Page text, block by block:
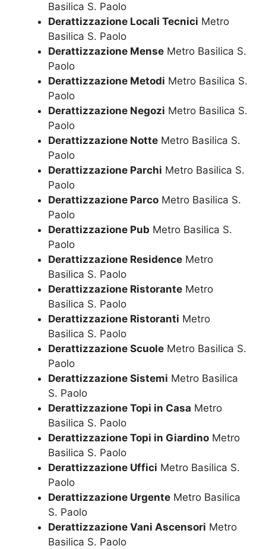
Basilica S. Paolo
Derattizzazione Locali Tecnici Metro
Basilica S. Paolo
Derattizzazione Mense Metro Basilica S.
Paolo
Derattizzazione Metodi Metro Basilica S.
Paolo
Derattizzazione Negozi Metro Basilica S.
Paolo
Derattizzazione Notte Metro Basilica S.
Paolo
Derattizzazione Parchi Metro Basilica S.
Paolo
Derattizzazione Parco Metro Basilica S.
Paolo
Derattizzazione Pub Metro Basilica S.
Paolo
Derattizzazione Residence Metro
Basilica S. Paolo
Derattizzazione Ristorante Metro
Basilica S. Paolo
Derattizzazione Ristoranti Metro
Basilica S. Paolo
Derattizzazione Scuole Metro Basilica S.
Paolo
Derattizzazione Sistemi Metro Basilica
S. Paolo
Derattizzazione Topi in Casa Metro
Basilica S. Paolo
Derattizzazione Topi in Giardino Metro
Basilica S. Paolo
Derattizzazione Uffici Metro Basilica S.
Paolo
Derattizzazione Urgente Metro Basilica
S. Paolo
Derattizzazione Vani Ascensori Metro
Basilica S. Paolo